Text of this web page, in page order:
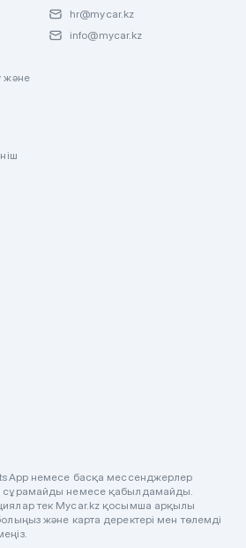
және
hr@mycar.kz
info@mycar.kz
немесе басқа мессенджерлер
сұрамайды немесе қабылдамайды.
тек Mycar.kz қосымша арқылы
және карта деректері мен төлемді